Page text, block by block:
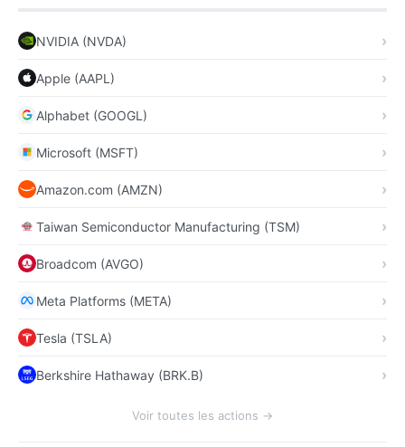
NVIDIA (NVDA)
Apple (AAPL)
Alphabet (GOOGL)
Microsoft (MSFT)
Amazon.com (AMZN)
Taiwan Semiconductor Manufacturing (TSM)
Broadcom (AVGO)
Meta Platforms (META)
Tesla (TSLA)
Berkshire Hathaway (BRK.B)
Voir toutes les actions →